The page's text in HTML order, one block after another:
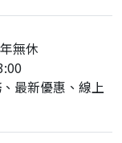
無休
最新優惠、線上